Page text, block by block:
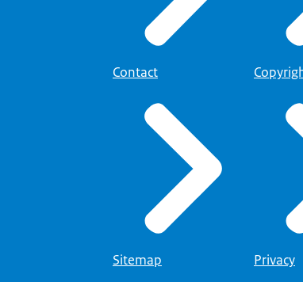
Contact
Sitemap Privacy